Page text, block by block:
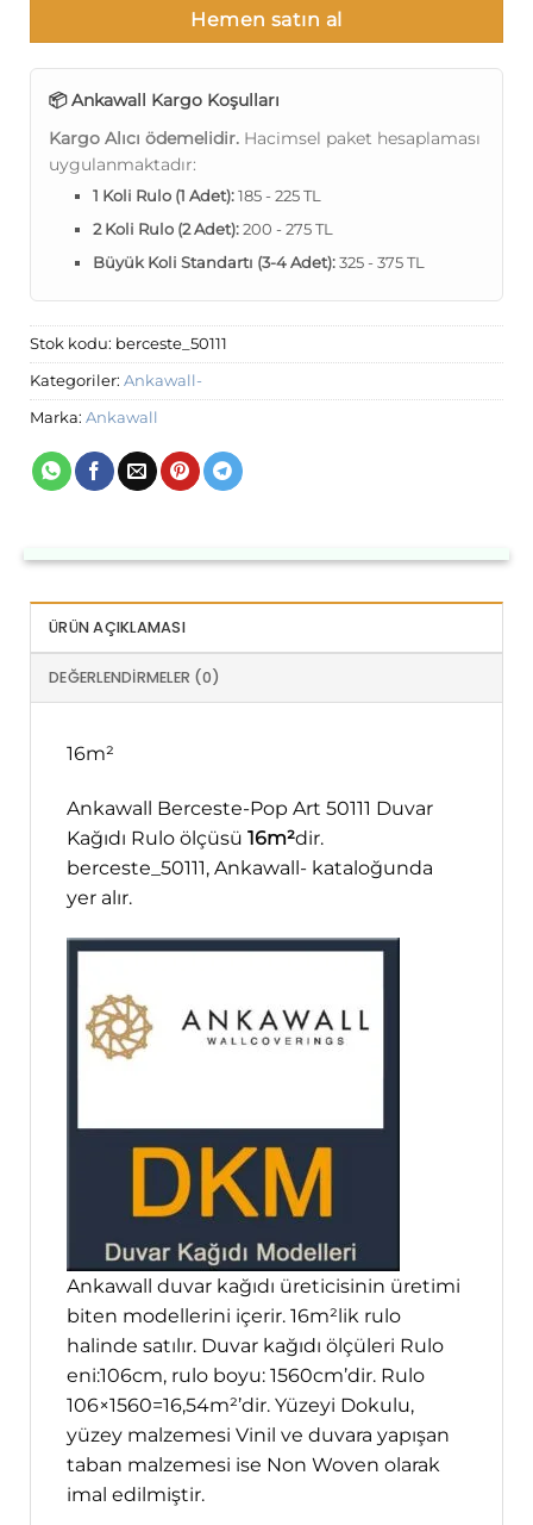
Hemen satın al
📦 Ankawall Kargo Koşulları
Kargo Alıcı ödemelidir. Hacimsel paket hesaplaması
uygulanmaktadır:
1 Koli Rulo (1 Adet):185 - 225 TL
2 Koli Rulo (2 Adet):200 - 275 TL
Büyük Koli Standartı (3-4 Adet):325 - 375 TL
Stok kodu: berceste_50111
Kategoriler: Ankawall-
Marka: Ankawall
ÜRÜN AÇIKLAMASI
DEĞERLENDIRMELER (0)
16m²
Ankawall Berceste-Pop Art 50111 Duvar
Kağıdı Rulo ölçüsü 16m²dir.
berceste_50111, Ankawall- kataloğunda
yer alır.
Ankawall duvar kağıdı üreticisinin üretimi
biten modellerini içerir. 16m²lik rulo
halinde satılır. Duvar kağıdı ölçüleri Rulo
eni:106cm, rulo boyu: 1560cm’dir. Rulo
106×1560=16,54m²’dir. Yüzeyi Dokulu,
yüzey malzemesi Vinil ve duvara yapışan
taban malzemesi ise Non Woven olarak
imal edilmiştir.